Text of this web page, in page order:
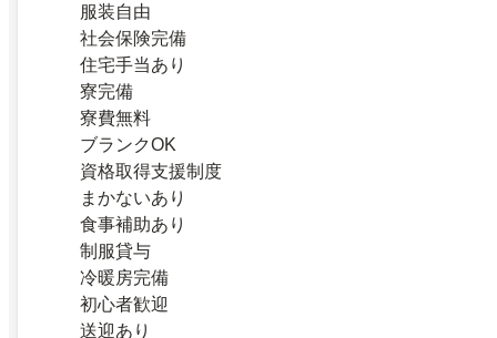
服装自由
社会保険完備
住宅手当あり
寮完備
寮費無料
ブランクOK
資格取得支援制度
まかないあり
食事補助あり
制服貸与
冷暖房完備
初心者歓迎
送迎あり